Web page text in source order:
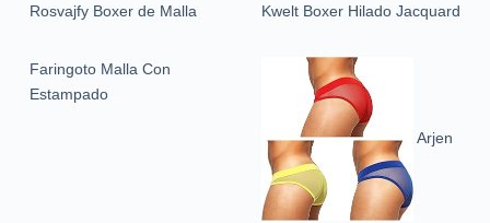
Rosvajfy Boxer de Malla Kwelt Boxer Hilado Jacquard
Faringoto Malla Con
Estampado
Arjen